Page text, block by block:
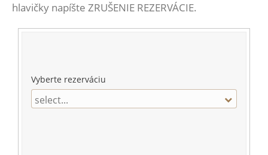
hlavičky napíšte ZRUŠENIE REZERVÁCIE.
Vyberte rezerváciu
select...